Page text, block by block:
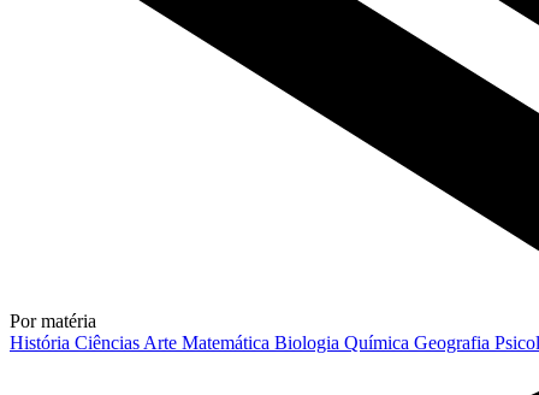
Por matéria
História Ciências Arte Matemática Biologia Química Geografia